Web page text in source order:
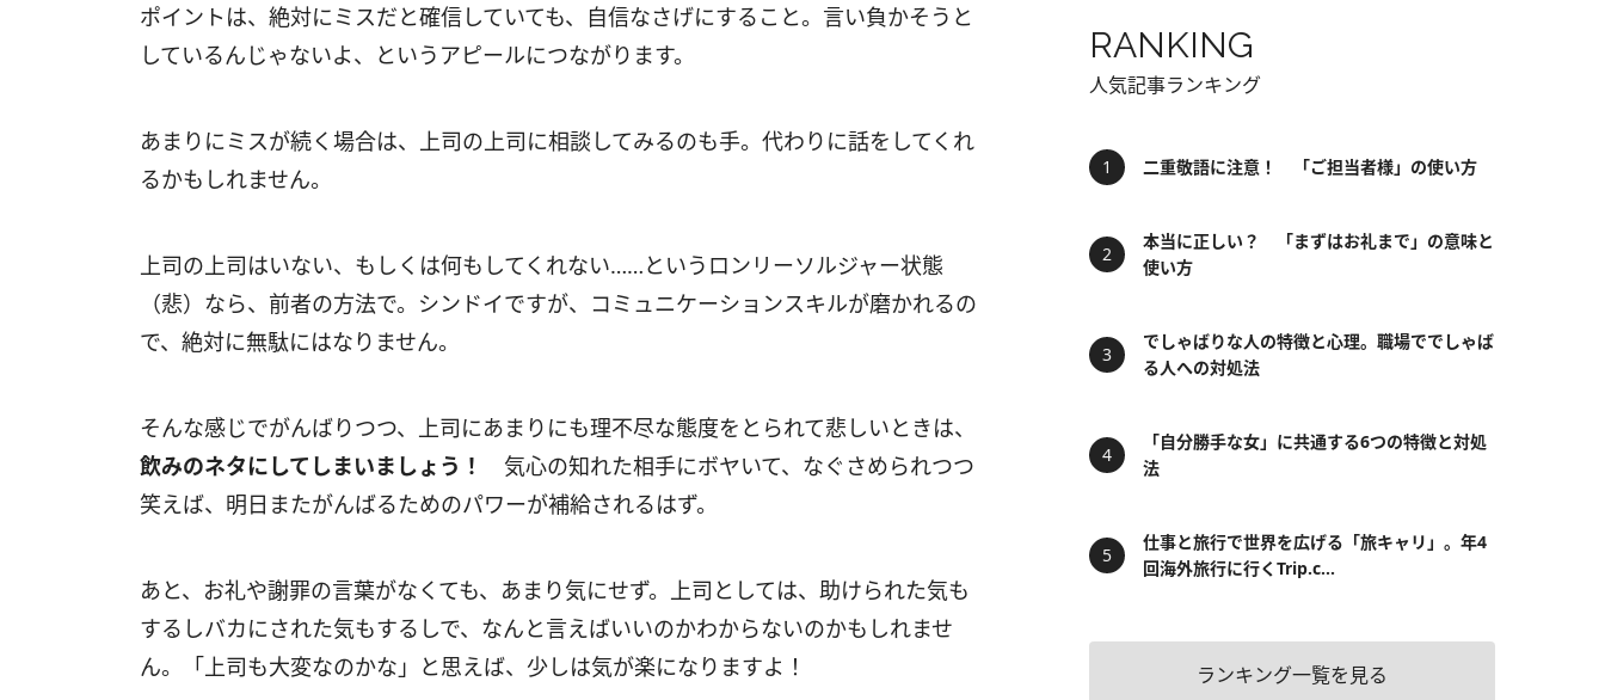
ポイントは、絶対にミスだと確信していても、自信なさげにすること。言い負かそうと
しているんじゃないよ、というアピールにつながります。
あまりにミスが続く場合は、上司の上司に相談してみるのも手。代わりに話をしてくれ
るかもしれません。
上司の上司はいない、もしくは何もしてくれない……というロンリーソルジャー状態
（悲）なら、前者の方法で。シンドイですが、コミュニケーションスキルが磨かれるの
で、絶対に無駄にはなりません。
そんな感じでがんばりつつ、上司にあまりにも理不尽な態度をとられて悲しいときは、
飲みのネタにしてしまいましょう！
気心の知れた相手にボヤいて、なぐさめられつつ
笑えば、明日またがんばるためのパワーが補給されるはず。
あと、お礼や謝罪の言葉がなくても、あまり気にせず。上司としては、助けられた気も
するしバカにされた気もするしで、なんと言えばいいのかわからないのかもしれませ
ん。「上司も大変なのかな」と思えば、少しは気が楽になりますよ！
RANKING
人気記事ランキング
二重敬語に注意！ 「ご担当者様」の使い方
本当に正しい？ 「まずはお礼まで」の意味と
使い方
でしゃばりな人の特徴と心理。職場ででしゃば
る人への対処法
「自分勝手な女」に共通する6つの特徴と対処
法
仕事と旅行で世界を広げる「旅キャリ」。年4
回海外旅行に行くTrip.c...
ランキング一覧を見る